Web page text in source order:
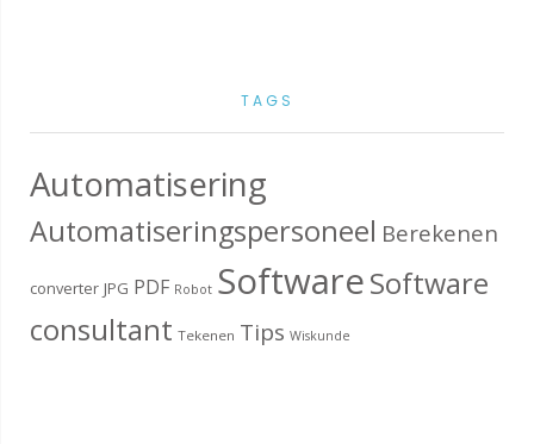
TAGS
Automatisering
Automatiseringspersoneel Berekenen
converter JPG PDF Robot SoftwareSoftware
consultant Tekenen Tips Wiskunde